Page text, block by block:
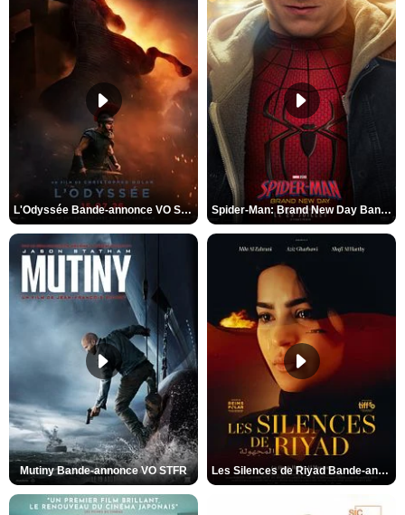
L'Odyssée Bande-annonce VO STFR Spider-Man: Brand New Day Bande-annonce VO STFR
Mutiny Bande-annonce VO STFR Les Silences de Riyad Bande-annonce VO STFR